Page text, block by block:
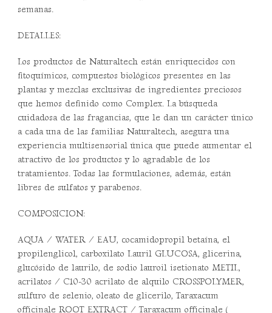
semanas.
DETALLES:
Los productos de Naturaltech están enriquecidos con
fitoquímicos, compuestos biológicos presentes en las
plantas y mezclas exclusivas de ingredientes preciosos
que hemos definido como Complex. La búsqueda
cuidadosa de las fragancias, que le dan un carácter único
a cada una de las familias Naturaltech, asegura una
experiencia multisensorial única que puede aumentar el
atractivo de los productos y lo agradable de los
tratamientos. Todas las formulaciones, además, están
libres de sulfatos y parabenos.
COMPOSICION:
AQUA / WATER / EAU, cocamidopropil betaína, el
propilenglicol, carboxilato Lauril GLUCOSA, glicerina,
glucósido de laurilo, de sodio lauroil isetionato METIL,
acrilatos / C10-30 acrilato de alquilo CROSSPOLYMER,
sulfuro de selenio, oleato de glicerilo, Taraxacum
officinale ROOT EXTRACT / Taraxacum officinale (